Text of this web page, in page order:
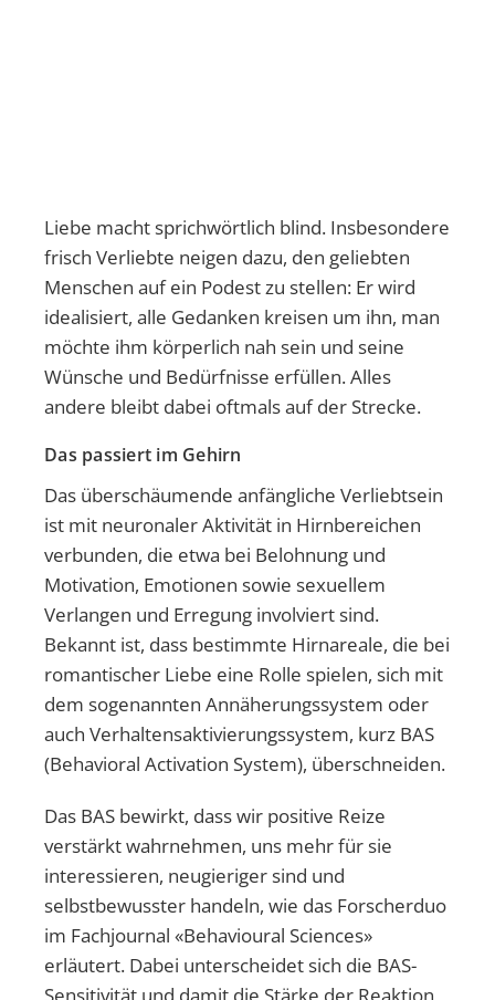
Liebe macht sprichwörtlich blind. Insbesondere
frisch Verliebte neigen dazu, den geliebten
Menschen auf ein Podest zu stellen: Er wird
idealisiert, alle Gedanken kreisen um ihn, man
möchte ihm körperlich nah sein und seine
Wünsche und Bedürfnisse erfüllen. Alles
andere bleibt dabei oftmals auf der Strecke.
Das passiert im Gehirn
Das überschäumende anfängliche Verliebtsein
ist mit neuronaler Aktivität in Hirnbereichen
verbunden, die etwa bei Belohnung und
Motivation, Emotionen sowie sexuellem
Verlangen und Erregung involviert sind.
Bekannt ist, dass bestimmte Hirnareale, die bei
romantischer Liebe eine Rolle spielen, sich mit
dem sogenannten Annäherungssystem oder
auch Verhaltensaktivierungssystem, kurz BAS
(Behavioral Activation System), überschneiden.
Das BAS bewirkt, dass wir positive Reize
verstärkt wahrnehmen, uns mehr für sie
interessieren, neugieriger sind und
selbstbewusster handeln, wie das Forscherduo
im Fachjournal «Behavioural Sciences»
erläutert. Dabei unterscheidet sich die BAS-
Sensitivität und damit die Stärke der Reaktion